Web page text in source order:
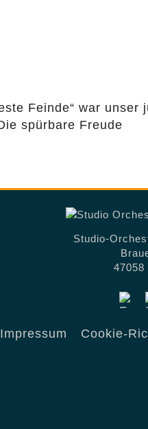
Feinde“ war unser
spürbare Freude
Studio-
47058
Impressum Cookie-